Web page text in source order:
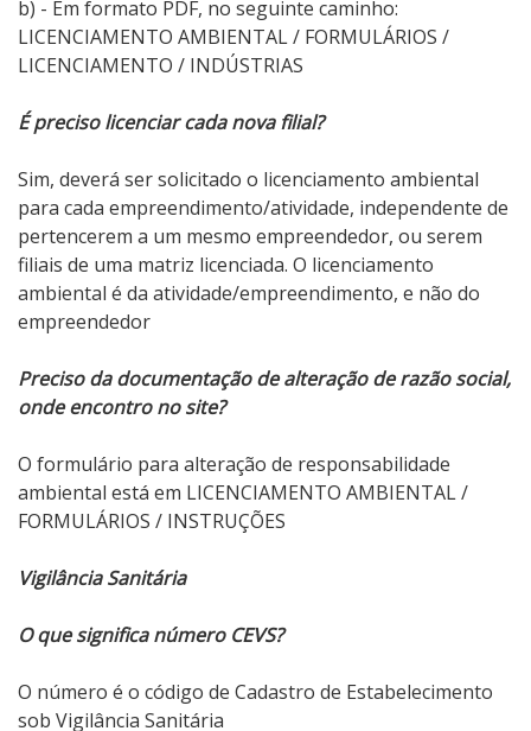
b) - Em formato PDF, no seguinte caminho:
LICENCIAMENTO AMBIENTAL / FORMULÁRIOS /
LICENCIAMENTO / INDÚSTRIAS
É preciso licenciar cada nova filial?
Sim, deverá ser solicitado o licenciamento ambiental
para cada empreendimento/atividade, independente de
pertencerem a um mesmo empreendedor, ou serem
filiais de uma matriz licenciada. O licenciamento
ambiental é da atividade/empreendimento, e não do
empreendedor
Preciso da documentação de alteração de razão social,
onde encontro no site?
O formulário para alteração de responsabilidade
ambiental está em LICENCIAMENTO AMBIENTAL /
FORMULÁRIOS / INSTRUÇÕES
Vigilância Sanitária
O que significa número CEVS?
O número é o código de Cadastro de Estabelecimento
sob Vigilância Sanitária